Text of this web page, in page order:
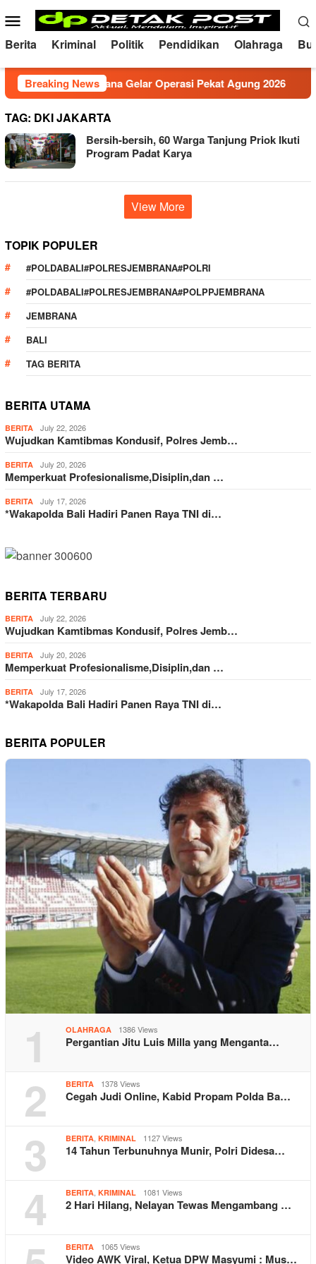
to
content
Mobile
Menu
Berita Kriminal Politik Pendidikan Olahraga
Breaking News
Polres Jembrana Gelar Operasi Pekat Agung 2026
TAG: DKI JAKARTA
Bersih-bersih, 60 Warga Tanjung Priok Ikuti
Program Padat Karya
View More
TOPIK POPULER
#POLDABALI#POLRESJEMBRANA#POLRI
#POLDABALI#POLRESJEMBRANA#POLPPJEMBRANA
JEMBRANA
BALI
TAG BERITA
BERITA UTAMA
BERITA July 22, 2026
Wujudkan Kamtibmas Kondusif, Polres Jemb…
BERITA July 20, 2026
Memperkuat Profesionalisme,Disiplin,dan …
BERITA July 17, 2026
*Wakapolda Bali Hadiri Panen Raya TNI di…
BERITA TERBARU
BERITA July 22, 2026
Wujudkan Kamtibmas Kondusif, Polres Jemb…
BERITA July 20, 2026
Memperkuat Profesionalisme,Disiplin,dan …
BERITA July 17, 2026
*Wakapolda Bali Hadiri Panen Raya TNI di…
BERITA POPULER
1 OLAHRAGA 1386 Views
Pergantian Jitu Luis Milla yang Menganta…
2 BERITA 1378 Views
Cegah Judi Online, Kabid Propam Polda Ba…
3 BERITA, KRIMINAL 1127 Views
14 Tahun Terbunuhnya Munir, Polri Didesa…
4 BERITA, KRIMINAL 1081 Views
2 Hari Hilang, Nelayan Tewas Mengambang …
BERITA 1065 Views
Video AWK Viral, Ketua DPW Masyumi : Mus…